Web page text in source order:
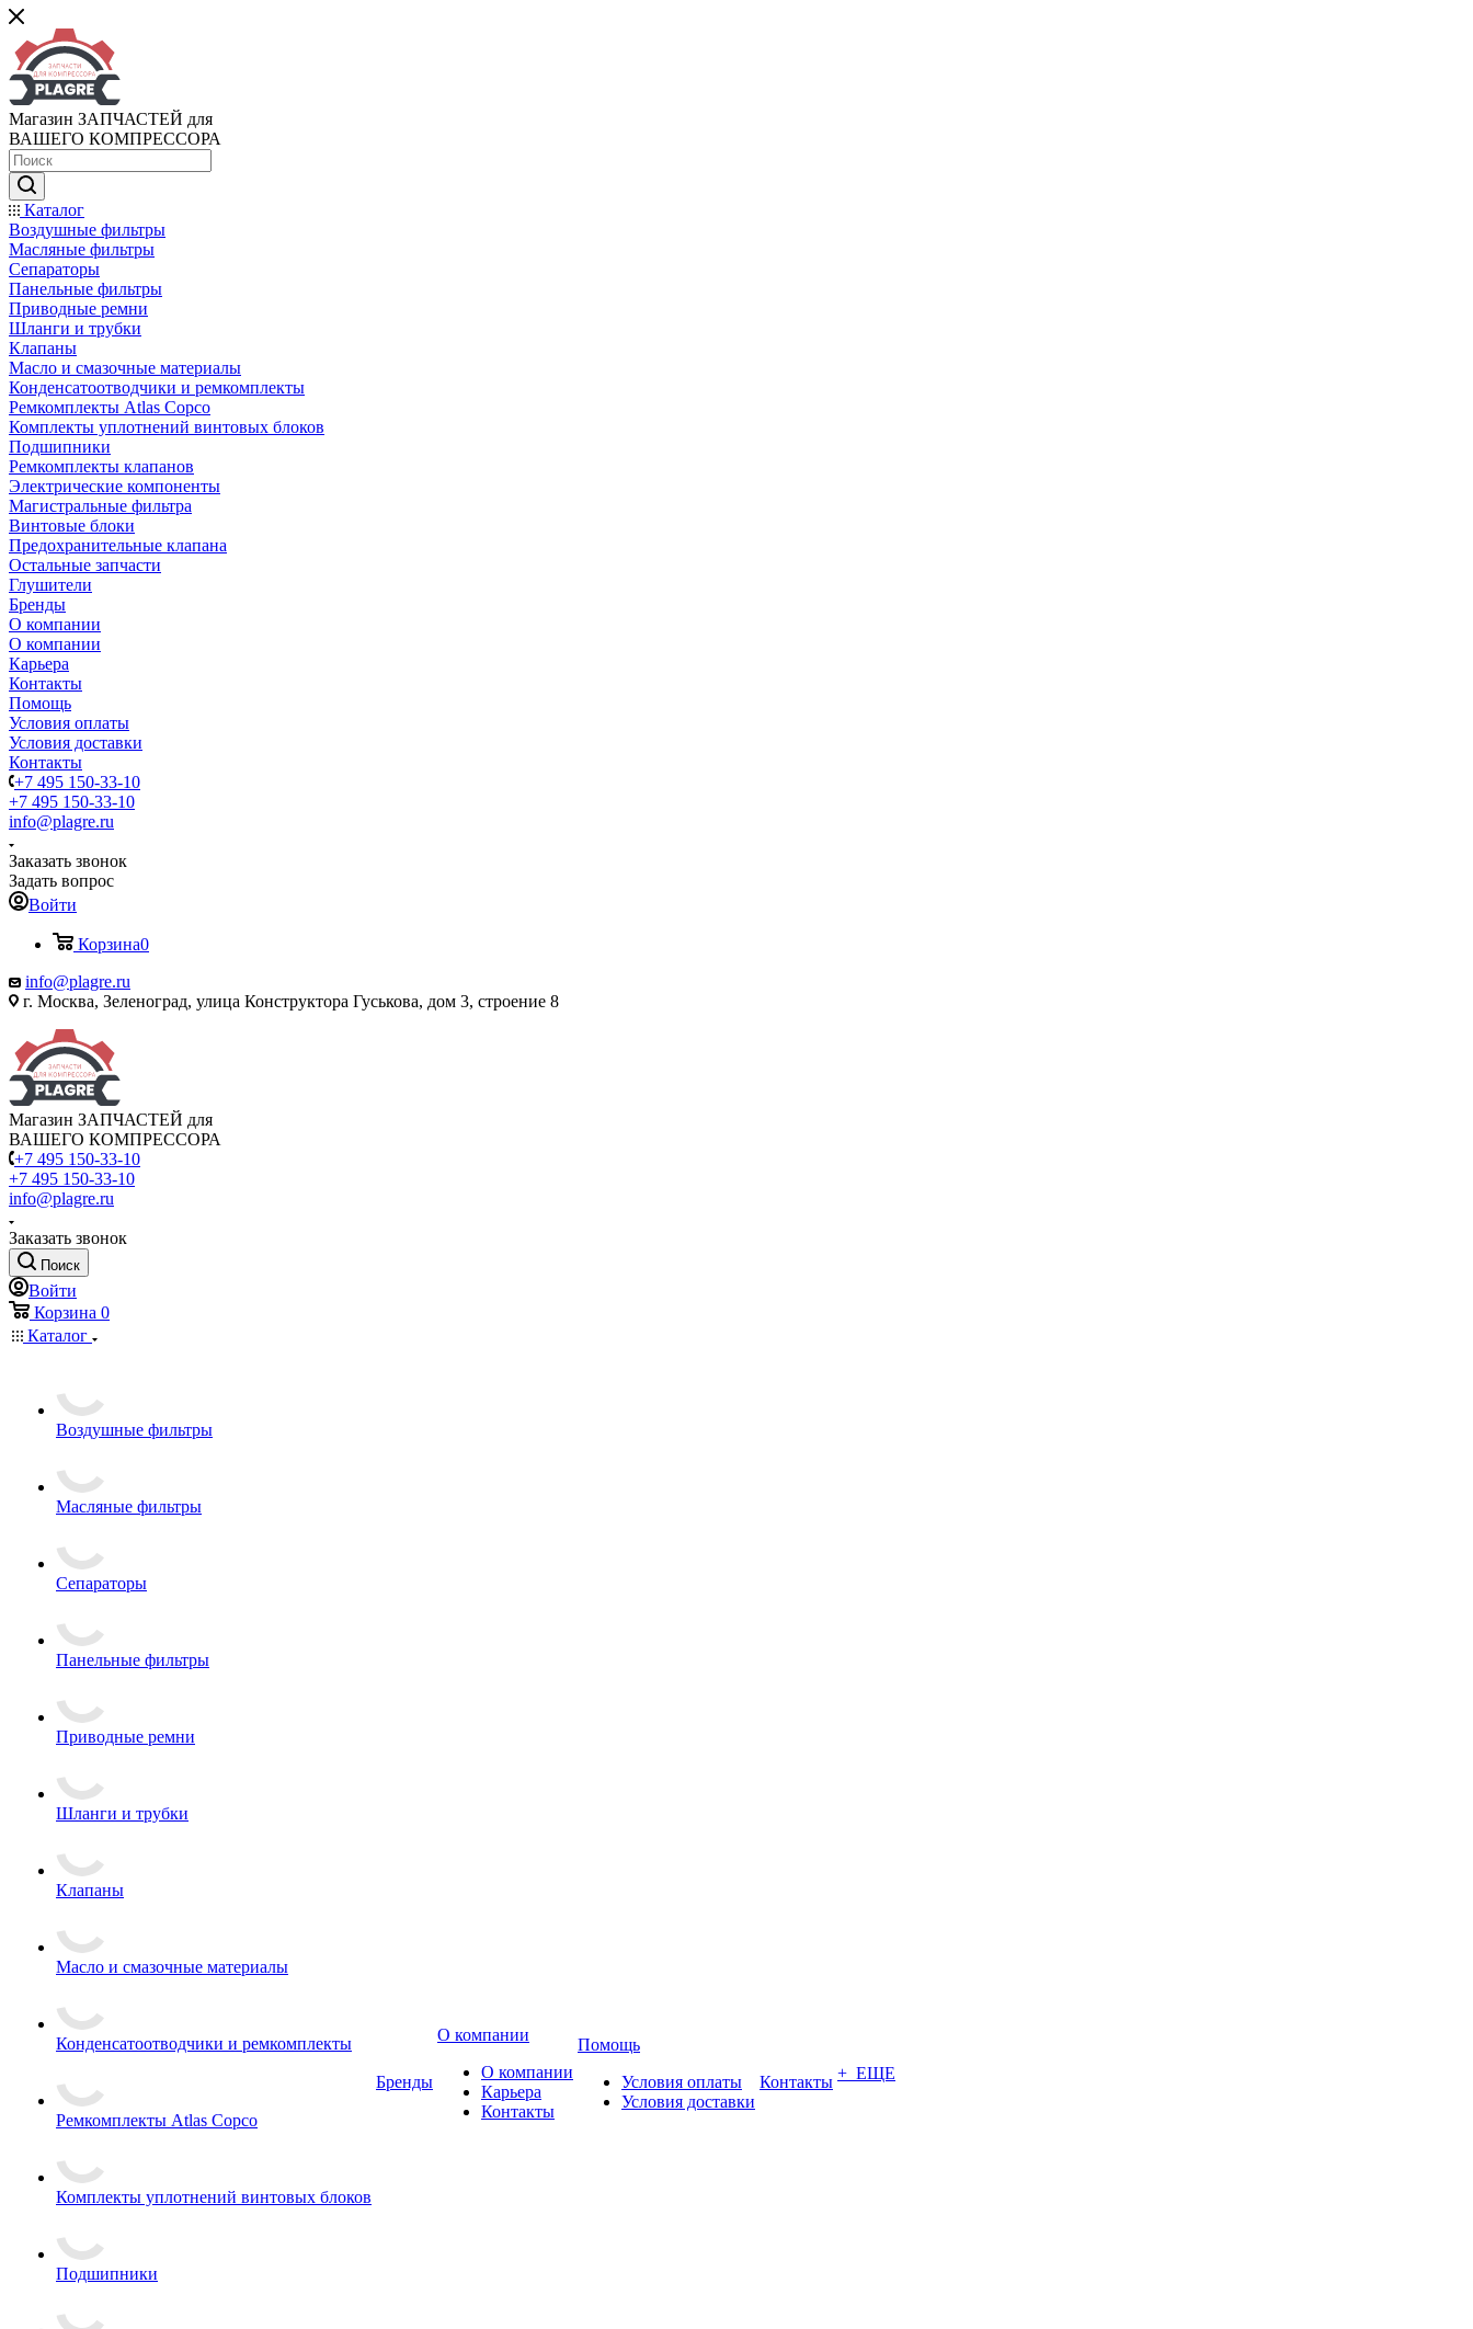
Магазин ЗАПЧАСТЕЙ для
ВАШЕГО КОМПРЕССОРА
Каталог
Воздушные фильтры
Масляные фильтры
Сепараторы
Панельные фильтры
Приводные ремни
Шланги и трубки
Клапаны
Масло и смазочные материалы
Конденсатоотводчики и ремкомплекты
Ремкомплекты Atlas Copco
Комплекты уплотнений винтовых блоков
Подшипники
Ремкомплекты клапанов
Электрические компоненты
Магистральные фильтра
Винтовые блоки
Предохранительные клапана
Остальные запчасти
Глушители
Бренды
О компании
О компании
Карьера
Контакты
Помощь
Условия оплаты
Условия доставки
Контакты
+7 495 150-33-10
+7 495 150-33-10
info@plagre.ru
Заказать звонок
Задать вопрос
Войти
Корзина0
info@plagre.ru
г. Москва, Зеленоград, улица Конструктора Гуськова, дом 3, строение 8
Магазин ЗАПЧАСТЕЙ для
ВАШЕГО КОМПРЕССОРА
+7 495 150-33-10
+7 495 150-33-10
info@plagre.ru
Заказать звонок
Поиск
Войти
Корзина 0
Каталог
Воздушные фильтры
Масляные фильтры
Сепараторы
Панельные фильтры
Приводные ремни
Шланги и трубки
Клапаны
Масло и смазочные материалы
Конденсатоотводчики и ремкомплекты
Ремкомплекты Atlas Copco
Комплекты уплотнений винтовых блоков
Подшипники
Бренды
О компании
О компании
Карьера
Контакты
Помощь
Условия оплаты
Условия доставки
Контакты + ЕЩЕ